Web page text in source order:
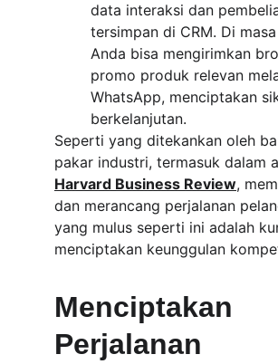
data interaksi dan
tersimpan di CRM. Di
Anda bisa mengirimkan
promo produk relevan
WhatsApp, menciptakan
berkelanjutan.
Seperti yang ditekankan oleh
pakar industri, termasuk dalam
Harvard Business Review,
dan merancang perjalanan
yang mulus seperti ini adalah
menciptakan keunggulan
Menciptakan
Perjalanan